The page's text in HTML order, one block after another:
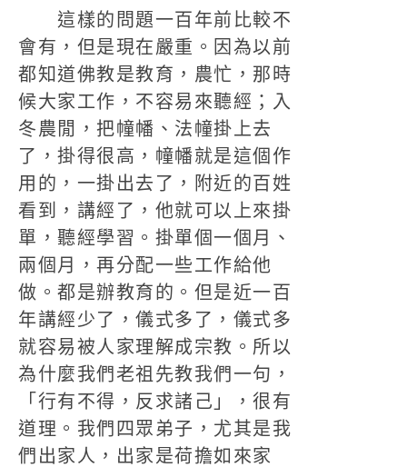
這樣的問題一百年前比較不
會有，但是現在嚴重。因為以前
都知道佛教是教育，農忙，那時
候大家工作，不容易來聽經；入
冬農閒，把幢幡、法幢掛上去
了，掛得很高，幢幡就是這個作
用的，一掛出去了，附近的百姓
看到，講經了，他就可以上來掛
單，聽經學習。掛單個一個月、
兩個月，再分配一些工作給他
做。都是辦教育的。但是近一百
年講經少了，儀式多了，儀式多
就容易被人家理解成宗教。所以
為什麼我們老祖先教我們一句，
「行有不得，反求諸己」，很有
道理。我們四眾弟子，尤其是我
們出家人，出家是荷擔如來家